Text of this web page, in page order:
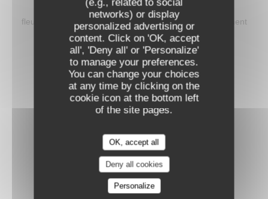
(e.g., related to social
networks) or display
personalized advertising or
content. Click on 'OK, accept
all', 'Deny all' or 'Personalize'
to manage your preferences.
You can change your choices
at any time by clicking on the
cookie icon at the bottom left
of the site pages.
OK, accept all
Deny all cookies
Personalize
BINCHŌTAN
fleur de courgette civet de homard à la verveine, condiment
citron noir
45,00 EUR
Fromage
de la crèmerie Frescolet
18,00 EUR